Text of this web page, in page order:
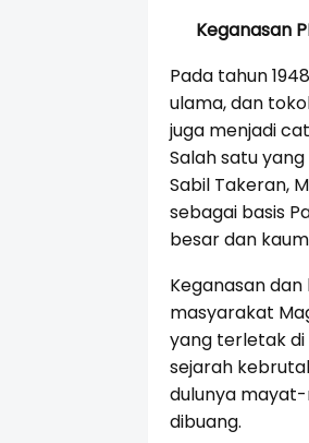
Keganasan
Pada tahun
ulama, dan
juga menjadi
Salah satu
Sabil Takeran,
sebagai basis
besar dan
Keganasan
masyarakat
yang terletak di
sejarah
dulunya
dibuang.